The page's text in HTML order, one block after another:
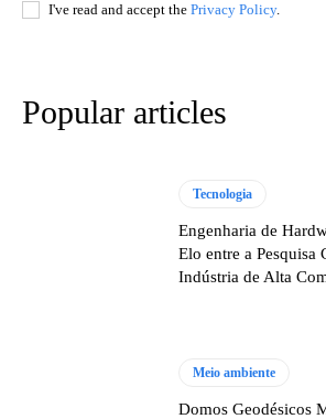
I've read and accept the Privacy Policy.
Popular articles
Tecnologia
Engenharia de
Elo entre a Pesquisa
Indústria de Alta
Meio ambiente
Domos Geodésicos